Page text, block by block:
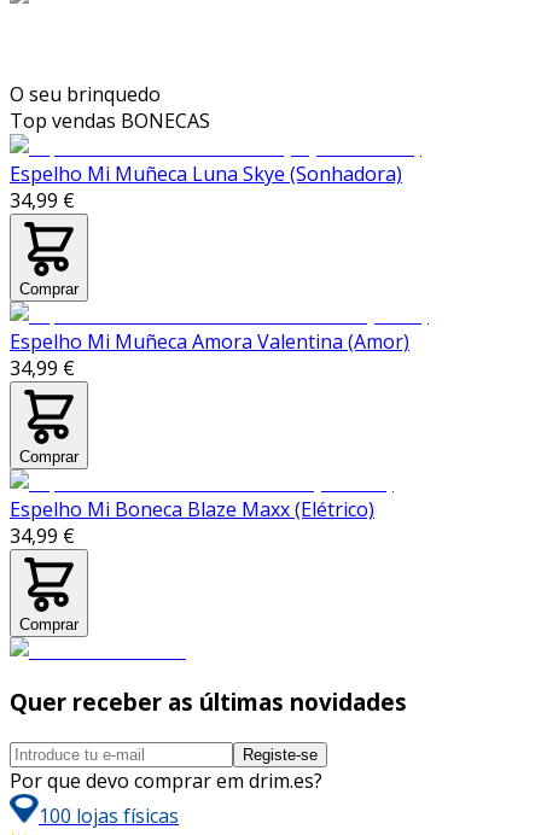
O seu brinquedo
Top vendas BONECAS
Espelho Mi Muñeca Luna Skye (Sonhadora)
34,99 €
Comprar
Espelho Mi Muñeca Amora Valentina (Amor)
34,99 €
Comprar
Espelho Mi Boneca Blaze Maxx (Elétrico)
34,99 €
Comprar
Quer receber as últimas novidades
Registe-se
Por que devo comprar em drim.es?
100 lojas físicas